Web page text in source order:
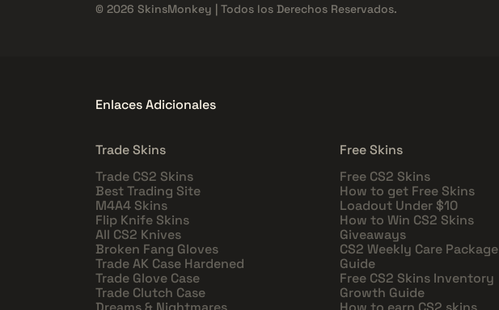
© 2026 SkinsMonkey | Todos los Derechos Reservados.
Enlaces Adicionales
Trade Skins
Trade CS2 Skins
Best Trading Site
M4A4 Skins
Flip Knife Skins
All CS2 Knives
Broken Fang Gloves
Trade AK Case Hardened
Trade Glove Case
Trade Clutch Case
Free Skins
Free CS2 Skins
How to get Free Skins
Loadout Under $10
How to Win CS2 Skins
Giveaways
CS2 Weekly Care Package
Guide
Free CS2 Skins Inventory
Growth Guide